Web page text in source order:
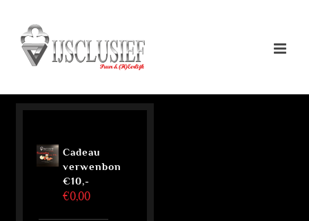
inhoud
Cadeau
verwenbon
€10,-
€0,00